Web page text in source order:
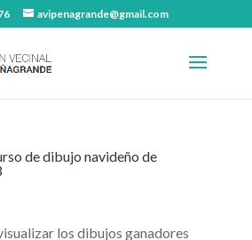
avipenagrande@gmail.com
de dibujo navideño de
los dibujos ganadores